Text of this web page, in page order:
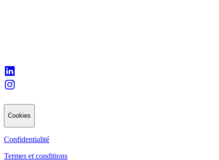
Cookies
Confidentialité
Termes et conditions